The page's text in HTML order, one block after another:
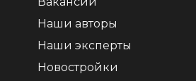
Наши авторы
Наши эксперты
Новостройки